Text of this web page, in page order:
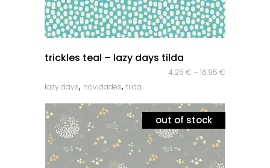
trickles teal – lazy days tilda
4.25 € – 16.95 €
lazy days, novidades, tilda
out of stock